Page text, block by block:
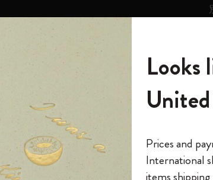
ノートブック
The Original Notebook
ミニノートブックチャーム
ダイアリー
パーソナル・ダイアリー
12カ月ダイアリー
すべて見る
スマートライティング・システム
モレスキンスマートスマートとは
モレスキンスマート
Blackwing x モレスキン
Kaweco x モレスキン
Reframe サングラス
ムーミン コレクション
キム・ジョンギコレクション
キム・ジョンギコレクション
Impressions of Impressionism コレクショ
ン
カサ・バトリョ 限定版コレクション
すべて見る
バックパック
限定版バックパック
アートを愛する方への贈り物
プロフェッショナルへの贈り物
ミニマリストへの贈り物
カントリー・テーマ・ピンズ・コレク
ション
プライドをいつも胸に
Mardi Mercredi × モレスキン
スマートライティング・システム
スマートノートブック
スマートダイアリー
Notes
モレスキン Journal
モレスキン Planner
パーソナライズサ
ービス
サブカテゴリ
リー
10% オフと送料無料
で1冊無料
月有効）
の先行アクセス
モレスキ
*メール
6,500円以上のご購入で送料無料
モレ
Looks
Prices and
International